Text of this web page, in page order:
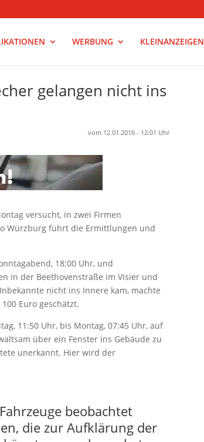
WERBUNG KLEINANZEIGEN
gelangen nicht ins
vom 12.01.2016 - 12:01 Uhr
versucht, in zwei Firmen
Würzburg führt die Ermittlungen und
18:00 Uhr, und
in der Beethovenstraße im Visier und
nicht ins Innere kam, machte
Euro geschätzt.
11:50 Uhr, bis Montag, 07:45 Uhr, auf
über ein Fenster ins Gebäude zu
unerkannt. Hier wird der
beobachtet
die zur Aufklärung der